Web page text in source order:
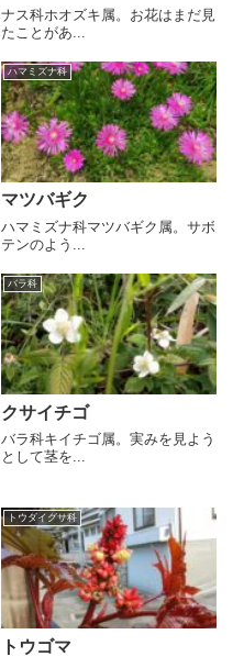
ナス科ホオズキ属。お花はまだ見
たことがあ...
ハマミズナ科
マツバギク
ハマミズナ科マツバギク属。サボ
テンのよう...
バラ科
クサイチゴ
バラ科キイチゴ属。実みを見よう
として茎を...
トウダイグサ科
トウゴマ